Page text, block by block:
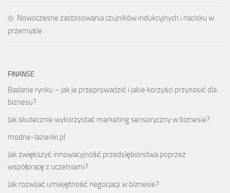
Nowoczesne zastosowania czujników indukcyjnych i nacisku w
przemyśle
FINANSE
Badanie rynku – jak je przeprowadzić i jakie korzyści przynosić dla
biznesu?
Jak skutecznie wykorzystać marketing sensoryczny w biznesie?
modne-lazienki.pl
Jak zwiększyć innowacyjność przedsiębiorstwa poprzez
współpracę z uczelniami?
Jak rozwijać umiejętność negocjacji w biznesie?